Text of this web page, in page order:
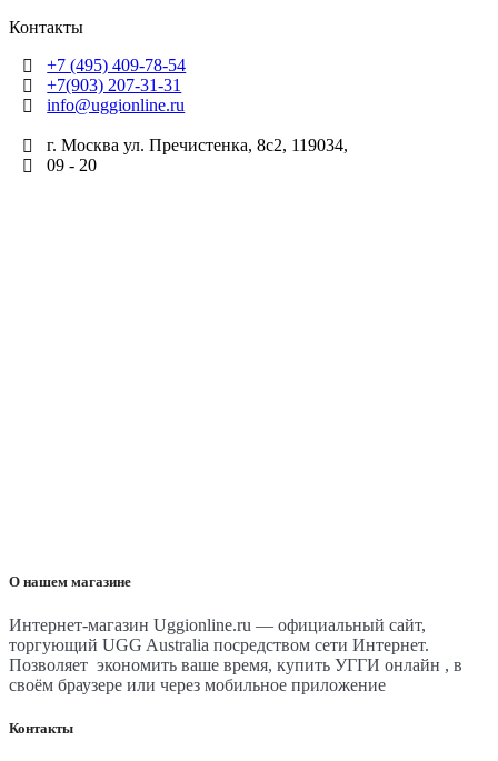
Контакты
+7 (495) 409-78-54
+7(903) 207-31-31
info@uggionline.ru
г. Москва ул. Пречистенка, 8с2, 119034,
09 - 20
О нашем магазине
Интернет-магазин Uggionline.ru — официальный сайт,
торгующий UGG Australia посредством сети Интернет.
Позволяет экономить ваше время, купить УГГИ онлайн , в
своём браузере или через мобильное приложение
Контакты